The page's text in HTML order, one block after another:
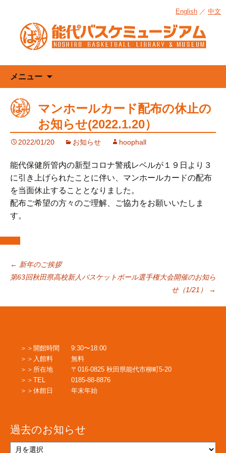
English ／ 中文
メニュー
ン
ツ
へ
ス
キ
マンホールカード配布の休止の
お知らせ(2022.1.20）
2022/01/20 お知らせ hoophall
能代保健所管内の新型コロナ警戒レベルが１９日より３
に引き上げられたことに伴い、マンホールカードの配布
を当面休止することとなりました。
配布ご希望の方々のご理解、ご協力をお願いいたしま
す。
投
稿
ビ
ゲ
ー
← 新年のご挨拶
第63回秋田県高校新人バスケットボール選手権大会開催のお知ら
せ（1/21）
→
開館時間
9:30〜18:00
入館料
無料
所在地
〒016-0825 秋田県能代市柳町5-20
TEL
0185-88-8876
休館日
年末年始
過去のお知らせ